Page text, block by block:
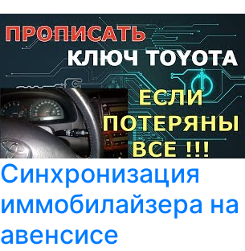
Синхронизация
иммобилайзера на
авенсисе